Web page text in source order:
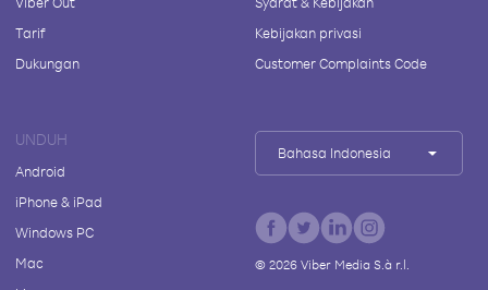
Tarif
Dukungan
Kebijakan privasi
Customer Complaints Code
UNDUH
Android
iPhone & iPad
Windows PC
Mac
Bahasa Indonesia
© 2026Viber Media S.à r.l.